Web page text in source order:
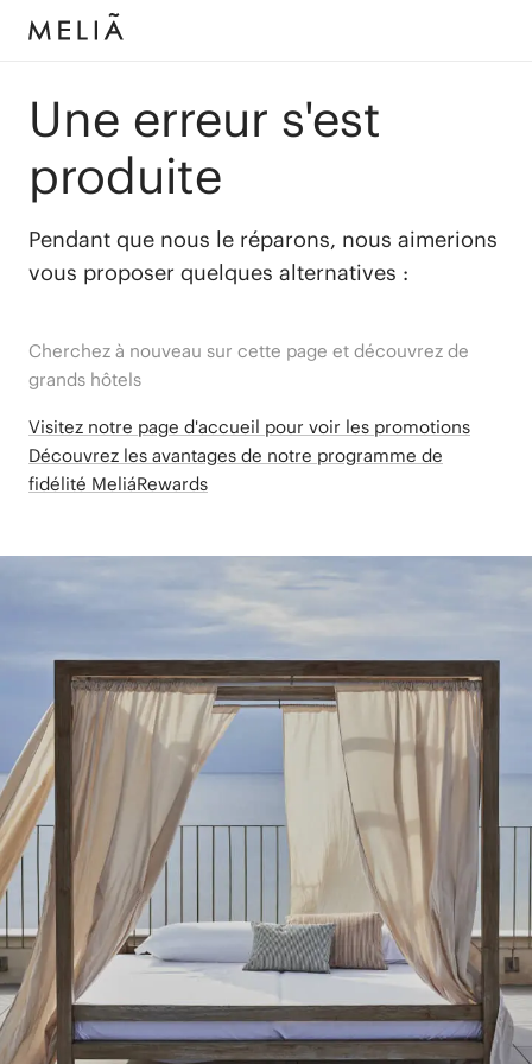
Une erreur s'est
produite
Pendant que nous le réparons, nous aimerions
vous proposer quelques alternatives :
Cherchez à nouveau sur cette page et découvrez de
grands hôtels
Visitez notre page d'accueil pour voir les promotions
Découvrez les avantages de notre programme de
fidélité MeliáRewards